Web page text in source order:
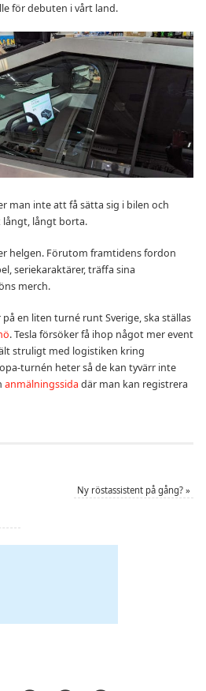
för debuten i vårt land.
man inte att få sätta sig i bilen och
långt, långt borta.
helgen. Förutom framtidens fordon
seriekaraktärer, träffa sina
merch.
en liten turné runt Sverige, ska ställas
. Tesla försöker få ihop något mer event
struligt med logistiken kring
turnén heter så de kan tyvärr inte
anmälningssida där man kan registrera
Ny röstassistent på gång? »